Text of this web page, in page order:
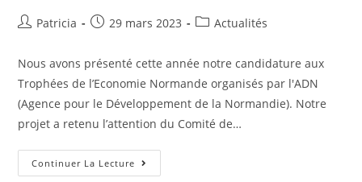
Patricia 29 mars 2023 Actualités
Nous avons présenté cette année notre candidature aux
Trophées de l’Economie Normande organisés par l'ADN
(Agence pour le Développement de la Normandie). Notre
projet a retenu l’attention du Comité de…
Continuer La Lecture